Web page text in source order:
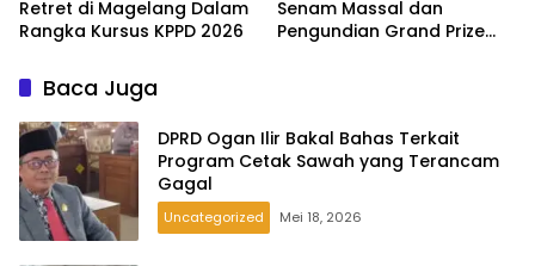
Retret di Magelang Dalam
Rangka Kursus KPPD 2026
Senam Massal dan
Pengundian Grand Prize
Baca Juga
DPRD Ogan Ilir Bakal Bahas Terkait
Program Cetak Sawah yang Terancam
Gagal
Uncategorized Mei 18, 2026